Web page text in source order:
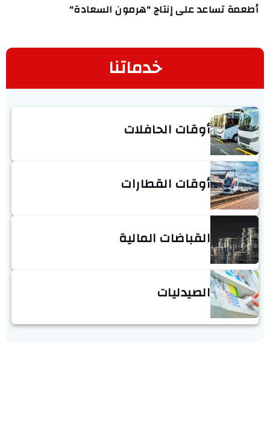
أطعمة تساعد على إنتاج "هرمون السعادة"
خدماتنا
أوقات الحافلات
أوقات القطارات
القباضات المالية
الصيدليات